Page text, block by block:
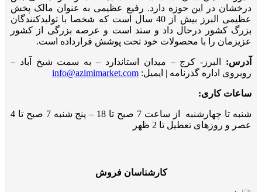
درخشان در این حوزه دارد. رفیع عظیمی به عنوان مالک پخش
عظیمی البرز بیش از 40 سال است که شخصا با تولیدکنندگان
بزرگ کشور درحال داد و ستد است و عرصه بزرگی از کشور
عزیزمان را با محصولات خود تحت پوشش قرارداده است.
آدرس:
البرز- کرج – میدان استاندارد – به سمت شیخ آباد –
روبروی اداره گذرنامه | ایمیل: info@azimimarket.com
ساعات کاری:
شنبه تا چهارشنبه از ساعت 7 صبح تا 18 – پنج شنبه 7 صبح تا 4
عصر و روزهای تعطیل تا 2 ظهر
کارشناسان فروش